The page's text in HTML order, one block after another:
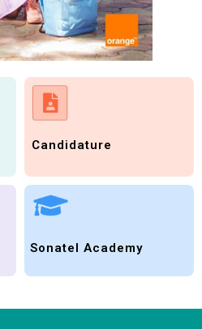
Candidature
Sonatel Academy